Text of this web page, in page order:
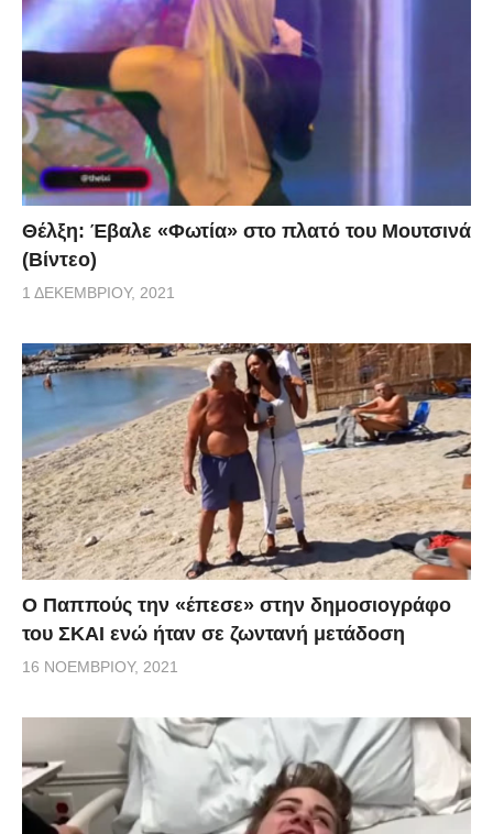
Θέλξη: Έβαλε «Φωτία» στο πλατό του Μουτσινά
(Βίντεο)
1 ΔΕΚΕΜΒΡΊΟΥ, 2021
Ο Παππούς την «έπεσε» στην δημοσιογράφο
του ΣΚΑΙ ενώ ήταν σε ζωντανή μετάδοση
16 ΝΟΕΜΒΡΊΟΥ, 2021